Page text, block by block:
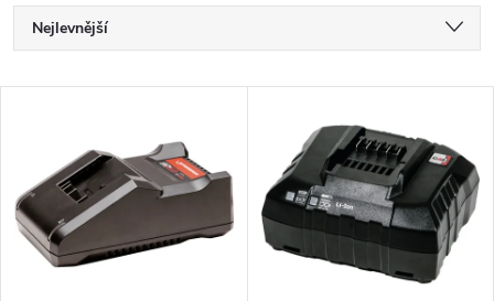
Ř
a
e
n
Nejlevnější
Abecedně
p